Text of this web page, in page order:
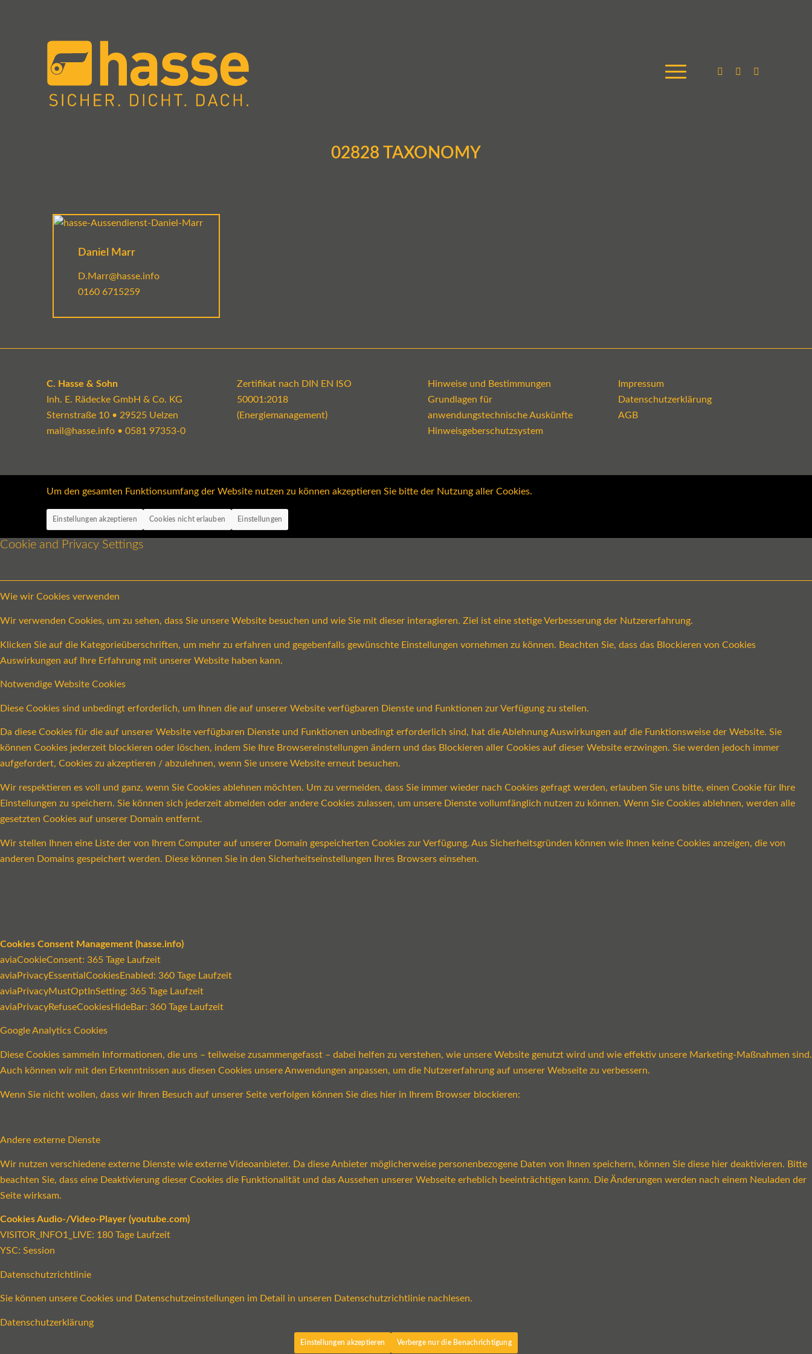
02828 TAXONOMY
Daniel Marr
D.Marr@hasse.info
0160 6715259
C. Hasse & Sohn
Inh. E. Rädecke GmbH & Co. KG
Sternstraße 10 • 29525 Uelzen
mail@hasse.info• 0581 97353-0
Zertifikat nach DIN EN ISO
50001:2018
(Energiemanagement)
Hinweise und Bestimmungen
Grundlagen für
anwendungstechnische Auskünfte
Hinweisgeberschutzsystem
Impressum
Datenschutzerklärung
AGB
Um den gesamten Funktionsumfang der Website nutzen zu können akzeptieren Sie bitte der Nutzung aller Cookies.
Einstellungen akzeptieren Cookies nicht erlauben Einstellungen
Cookie and Privacy Settings
Wie wir Cookies verwenden
Wir verwenden Cookies, um zu sehen, dass Sie unsere Website besuchen und wie Sie mit dieser interagieren. Ziel ist eine stetige Verbesserung der Nutzererfahrung.
Klicken Sie auf die Kategorieüberschriften, um mehr zu erfahren und gegebenfalls gewünschte Einstellungen vornehmen zu können. Beachten Sie, dass das Blockieren von Cookies
Auswirkungen auf Ihre Erfahrung mit unserer Website haben kann.
Notwendige Website Cookies
Diese Cookies sind unbedingt erforderlich, um Ihnen die auf unserer Website verfügbaren Dienste und Funktionen zur Verfügung zu stellen.
Da diese Cookies für die auf unserer Website verfügbaren Dienste und Funktionen unbedingt erforderlich sind, hat die Ablehnung Auswirkungen auf die Funktionsweise der Website. Sie
können Cookies jederzeit blockieren oder löschen, indem Sie Ihre Browsereinstellungen ändern und das Blockieren aller Cookies auf dieser Website erzwingen. Sie werden jedoch immer
aufgefordert, Cookies zu akzeptieren / abzulehnen, wenn Sie unsere Website erneut besuchen.
Wir respektieren es voll und ganz, wenn Sie Cookies ablehnen möchten. Um zu vermeiden, dass Sie immer wieder nach Cookies gefragt werden, erlauben Sie uns bitte, einen Cookie für Ihre
Einstellungen zu speichern. Sie können sich jederzeit abmelden oder andere Cookies zulassen, um unsere Dienste vollumfänglich nutzen zu können. Wenn Sie Cookies ablehnen, werden alle
gesetzten Cookies auf unserer Domain entfernt.
Wir stellen Ihnen eine Liste der von Ihrem Computer auf unserer Domain gespeicherten Cookies zur Verfügung. Aus Sicherheitsgründen können wie Ihnen keine Cookies anzeigen, die von
anderen Domains gespeichert werden. Diese können Sie in den Sicherheitseinstellungen Ihres Browsers einsehen.
Cookies Consent Management (hasse.info)
aviaCookieConsent: 365 Tage Laufzeit
aviaPrivacyEssentialCookiesEnabled: 360 Tage Laufzeit
aviaPrivacyMustOptInSetting: 365 Tage Laufzeit
aviaPrivacyRefuseCookiesHideBar: 360 Tage Laufzeit
Google Analytics Cookies
Diese Cookies sammeln Informationen, die uns – teilweise zusammengefasst – dabei helfen zu verstehen, wie unsere Website genutzt wird und wie effektiv unsere Marketing-Maßnahmen sind.
Auch können wir mit den Erkenntnissen aus diesen Cookies unsere Anwendungen anpassen, um die Nutzererfahrung auf unserer Webseite zu verbessern.
Wenn Sie nicht wollen, dass wir Ihren Besuch auf unserer Seite verfolgen können Sie dies hier in Ihrem Browser blockieren:
Andere externe Dienste
Wir nutzen verschiedene externe Dienste wie externe Videoanbieter. Da diese Anbieter möglicherweise personenbezogene Daten von Ihnen speichern, können Sie diese hier deaktivieren. Bitte
beachten Sie, dass eine Deaktivierung dieser Cookies die Funktionalität und das Aussehen unserer Webseite erheblich beeinträchtigen kann. Die Änderungen werden nach einem Neuladen der
Seite wirksam.
Cookies Audio-/Video-Player (youtube.com)
VISITOR_INFO1_LIVE: 180 Tage Laufzeit
YSC: Session
Datenschutzrichtlinie
Sie können unsere Cookies und Datenschutzeinstellungen im Detail in unseren Datenschutzrichtlinie nachlesen.
Datenschutzerklärung
Einstellungen akzeptieren Verberge nur die Benachrichtigung